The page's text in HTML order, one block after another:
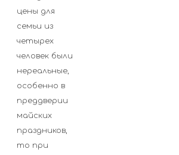
цены для
семьи из
четырех
человек были
нереальные,
особенно в
преддверии
майских
праздников,
то при